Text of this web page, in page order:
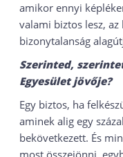
amikor ennyi
valami biztos lesz,
bizonytalanság
Szerinted,
Egyesület jövője?
Egy biztos, ha
aminek alig egy
bekövetkezett. És